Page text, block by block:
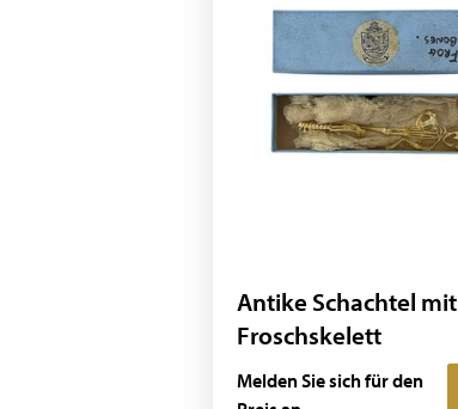
Antike Schachtel mit
Froschskelett
Melden Sie sich für den